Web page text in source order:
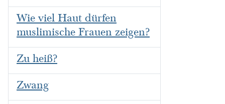
Wie viel Haut dürfen
muslimische Frauen zeigen?
Zu heiß?
Zwang